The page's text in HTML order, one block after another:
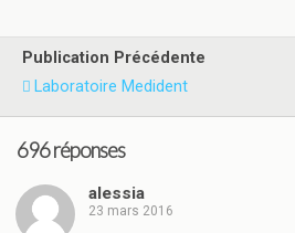
Publication Précédente
Laboratoire Medident
696 réponses
alessia
23 mars 2016